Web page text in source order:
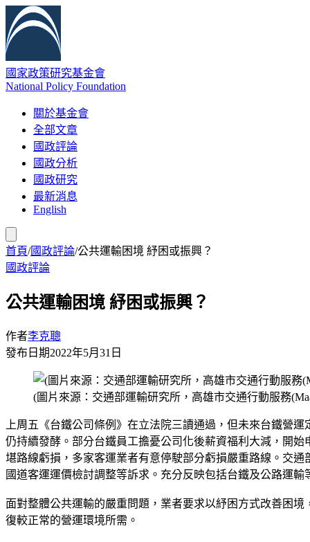
國家政策研究基金會
National Policy Foundation
關於基金會
全部文章
國政評論
國政分析
國政研究
最新消息
English
首頁/國政評論/公共運輸困境 紓困或振興？
國政評論
公共運輸困境 紓困或振興？
作者李克聰
發布日期2022年5月31日
(圖片來源：交通部運輸研究所，高雄市交通行動服務
上周五《台鐵公司條例》在立法院三讀通過，但未來台鐵營
仍持續發酵。部分台鐵員工擔憂公司化後薪資福利大減，開
堪路線虧損，多家客運業者有意停駛部分虧損嚴重路線。交
國道客運運價檢討調整等訴求。充分反映包括台鐵及公路運輸
面對整體公共運輸的嚴重問題，業者要求以紓困方式改善困
復較正常的營運環境所需。